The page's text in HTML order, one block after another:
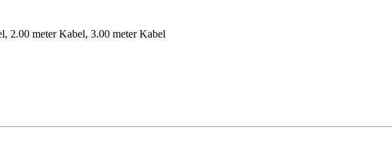
2.00 meter Kabel, 3.00 meter Kabel